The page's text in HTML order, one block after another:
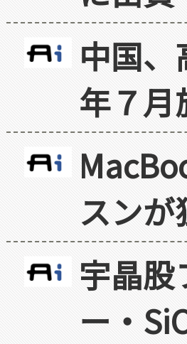
中国
年７月
スン
宇晶
ー・